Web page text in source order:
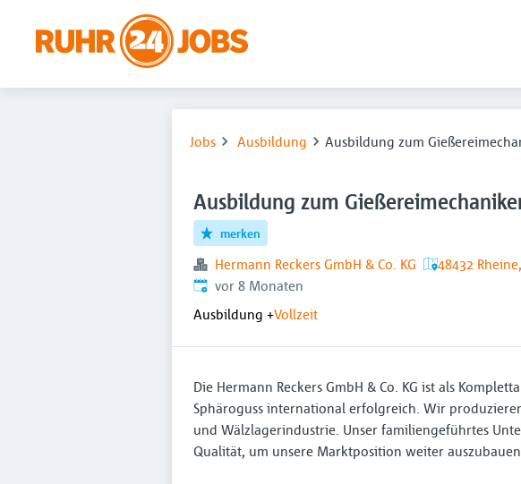
Jobs Ausbildung Ausbildung zum
Ausbildung zum
merken
Hermann Reckers GmbH & Co. KG
48432
Veröffentlicht:
vor 8 Monaten
Ausbildung +Vollzeit
Die Hermann Reckers GmbH & Co. KG ist als
Sphäroguss international erfolgreich. Wir
und Wälzlagerindustrie. Unser familiengeführtes
Qualität, um unsere Marktposition weiter